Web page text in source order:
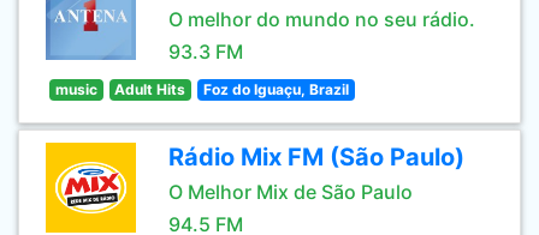
O melhor do mundo no seu rádio.
93.3 FM
music Adult Hits Foz do Iguaçu, Brazil
Rádio Mix FM (São Paulo)
O Melhor Mix de São Paulo
94.5 FM